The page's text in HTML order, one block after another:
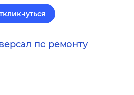
по ремонту